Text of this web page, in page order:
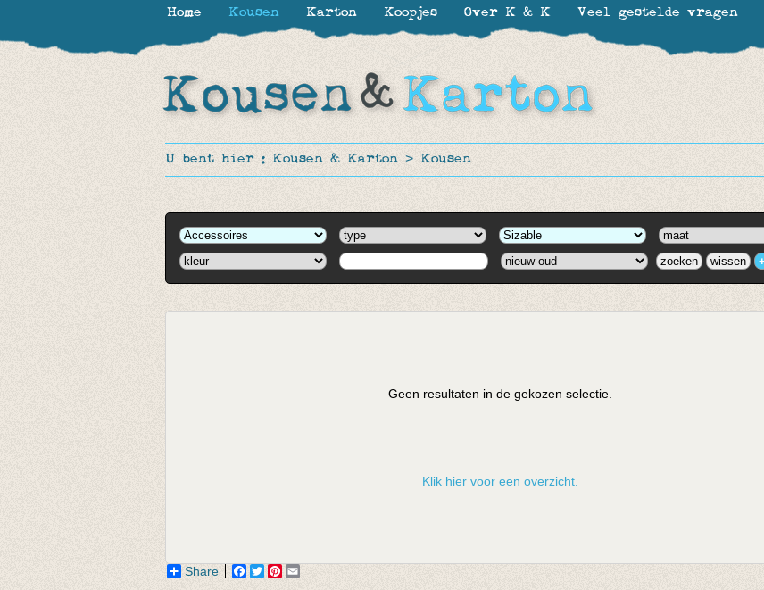
U bent hier : Kousen & Karton > Kousen
Geen resultaten in de gekozen selectie.
Klik hier voor een overzicht.
Share Facebook
TwitterPinterest
Home Kousen Karton Koopjes Over K & K Veel gestelde vragen